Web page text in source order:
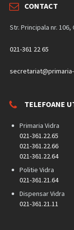
CONTACT
Str. Principala nr.
021-361 22 65
TELEFOANE
Primaria Vidra
021-361.22.65
021-361.22.66
021-361.22.64
Politie Vidra
021-361.21.64
Dispensar Vidra
021-361.21.11